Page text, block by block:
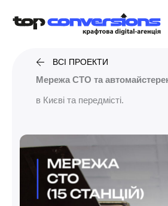
ВСІ ПРОЕКТИ
Мережа СТО та
в Києві та передмісті.